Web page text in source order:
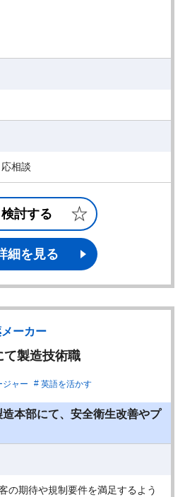
相談
検討する
細を見る
ーカー
て製造技術職
ジャー 英語を活かす
本部にて、安全衛生改善やプ
の期待や規制要件を満足するよう